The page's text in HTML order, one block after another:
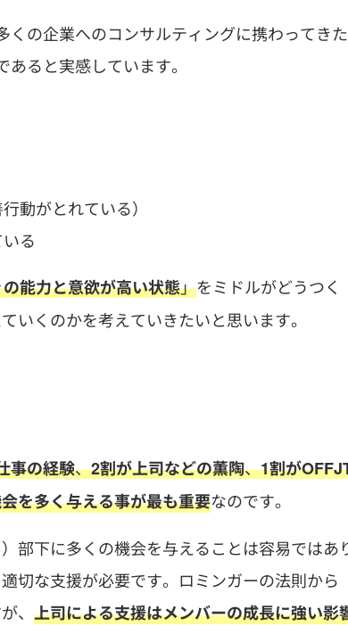
くの企業へのコンサルティングに携わってきた
ると実感しています。
動がとれている）
る
能力と意欲が高い状態」をミドルがどうつく
いくのかを考えていきたいと思います。
事の経験、2割が上司などの薫陶、1割が
を多く与える事が最も重要なのです。
部下に多くの機会を与えることは容易ではあ
切な支援が必要です。ロミンガーの法則から
、 上司による支援はメンバーの成長に強い影